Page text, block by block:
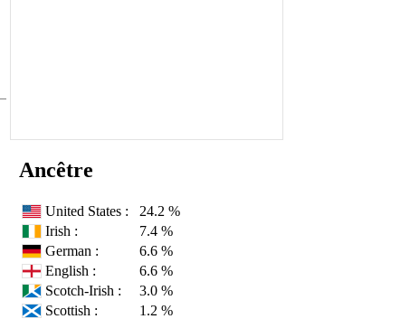
Ancêtre
United States :
24.2 %
Irish :
7.4 %
German :
6.6 %
English :
6.6 %
Scotch-Irish :
3.0 %
Scottish :
1.2 %